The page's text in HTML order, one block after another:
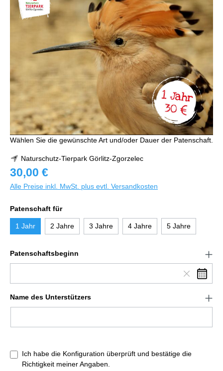
Wählen Sie die gewünschte Art und/oder Dauer der Patenschaft.
Naturschutz-Tierpark Görlitz-Zgorzelec
30,00 €
Alle Preise inkl. MwSt. plus evtl. Versandkosten
Patenschaft für
1 Jahr 2 Jahre 3 Jahre 4 Jahre 5 Jahre
Patenschaftsbeginn
Name des Unterstützers
Ich habe die Konfiguration überprüft und bestätige die
Richtigkeit meiner Angaben.